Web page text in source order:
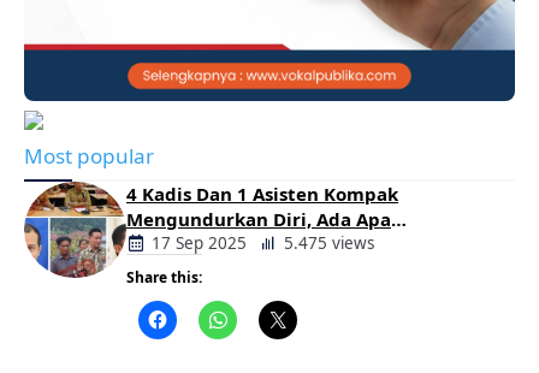
Most popular
4 Kadis Dan 1 Asisten Kompak
Mengundurkan Diri, Ada Apa
Pemerintahan Oloan
17 Sep 2025 5.475 views
Share this: